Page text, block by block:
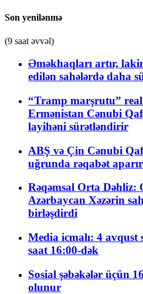
Son yenilənmə
(9 saat əvvəl)
Əməkhaqları artır,
edilən sahələrdə daha
“Tramp marşrutu”
Ermənistan Cənubi
layihəni sürətləndirir
ABŞ və Çin Cənubi
uğrunda rəqabət aparır
Rəqəmsal Orta Dəhliz:
Azərbaycan Xəzərin
birləşdirdi
Media icmalı: 4 avqust
saat 16:00-dək
Sosial şəbəkələr üçün
olunur